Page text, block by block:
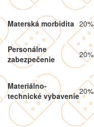
Materská morbidita 20%
Personálne
zabezpečenie
20%
Materiálno-
technické vybavenie20%